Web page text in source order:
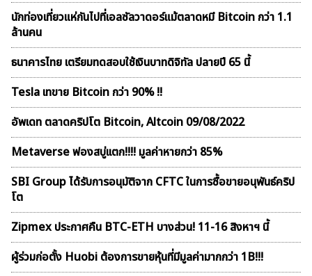
นักท่องเที่ยวแห่กันไปที่เอลซัลวาดอร์แม้ตลาดหมี Bitcoin กว่า 1.1
ล้านคน
ธนาคารไทย เตรียมทดสอบใช้เงินบาทดิจิทัล ปลายปี 65 นี้
Tesla เทขาย Bitcoin กว่า 90% !!
อัพเดท ตลาดคริปโต Bitcoin, Altcoin 09/08/2022
Metaverse ฟองสบู่เเตก!!!! มูลค่าหายกว่า 85%
SBI Group ได้รับการอนุมัติจาก CFTC ในการซื้อขายอนุพันธ์คริป
โต
Zipmex ประกาศคืน BTC-ETH บางส่วน! 11-16 สิงหาฯ นี้
ผู้ร่วมก่อตั้ง Huobi ต้องการขายหุ้นที่มีมูลค่ามากกว่า 1B!!!